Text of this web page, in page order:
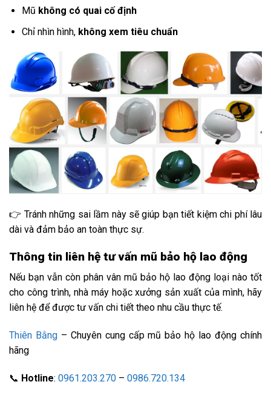
Mũ không có quai cố định
Chỉ nhìn hình, không xem tiêu chuẩn
👉 Tránh những sai lầm này sẽ giúp bạn tiết kiệm chi phí lâu
dài và đảm bảo an toàn thực sự.
Thông tin liên hệ tư vấn mũ bảo hộ lao động
Nếu bạn vẫn còn phân vân mũ bảo hộ lao động loại nào tốt
cho công trình, nhà máy hoặc xưởng sản xuất của mình, hãy
liên hệ để được tư vấn chi tiết theo nhu cầu thực tế.
Thiên Bằng– Chuyên cung cấp mũ bảo hộ lao động chính
hãng
📞 Hotline: 0961.203.270 – 0986.720.134